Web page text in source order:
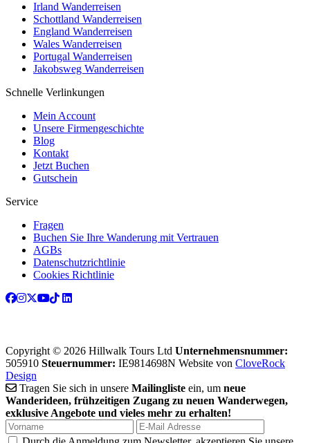
Irland Wanderreisen
Schottland Wanderreisen
England Wanderreisen
Wales Wanderreisen
Portugal Wanderreisen
Jakobsweg Wanderreisen
Schnelle Verlinkungen
Mein Account
Unsere Firmengeschichte
Blog
Kontakt
Jetzt Buchen
Gutschein
Service
Fragen
Buchen Sie Ihre Wanderung mit Vertrauen
AGBs
Datenschutzrichtlinie
Cookies Richtlinie
Copyright © 2026 Hillwalk Tours Ltd Unternehmensnummer:
505910 Steuernummer: IE9814698N Website von CloveRock
Design
Tragen Sie sich in unsere Mailingliste ein, um neue
Wanderideen, frühzeitigen Zugang zu neuen Wanderwegen,
exklusive Angebote und vieles mehr zu erhalten!